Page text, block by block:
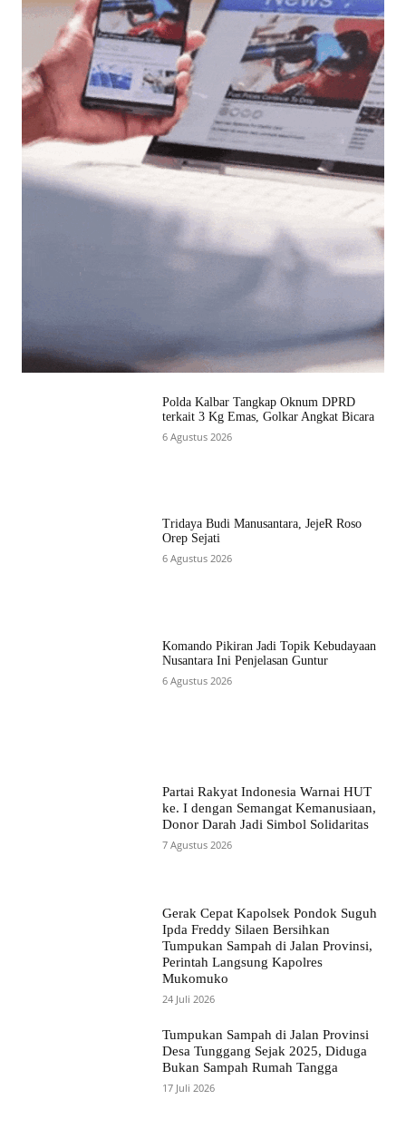
Polda Kalbar Tangkap Oknum DPRD
terkait 3 Kg Emas, Golkar Angkat Bicara
6 Agustus 2026
Tridaya Budi Manusantara, JejeR Roso
Orep Sejati
6 Agustus 2026
Komando Pikiran Jadi Topik Kebudayaan
Nusantara Ini Penjelasan Guntur
6 Agustus 2026
Partai Rakyat Indonesia Warnai HUT
ke. I dengan Semangat Kemanusiaan,
Donor Darah Jadi Simbol Solidaritas
7 Agustus 2026
Gerak Cepat Kapolsek Pondok Suguh
Ipda Freddy Silaen Bersihkan
Tumpukan Sampah di Jalan Provinsi,
Perintah Langsung Kapolres
Mukomuko
24 Juli 2026
Tumpukan Sampah di Jalan Provinsi
Desa Tunggang Sejak 2025, Diduga
Bukan Sampah Rumah Tangga
17 Juli 2026